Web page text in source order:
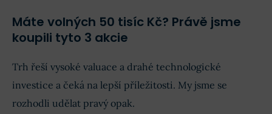
Máte volných 50 tisíc Kč? Právě jsme
koupili tyto 3 akcie
Trh řeší vysoké valuace a drahé technologické
investice a čeká na lepší příležitosti. My jsme se
rozhodli udělat pravý opak.